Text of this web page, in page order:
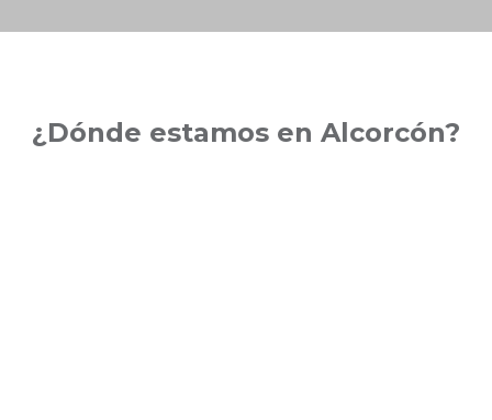
¿Dónde estamos en Alcorcón?